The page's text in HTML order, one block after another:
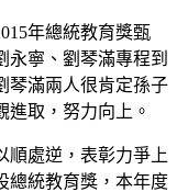
年總統教育獎甄
永寧、劉琴滿專程到
琴滿兩人很肯定孫子
取，努力向上。
處逆，表彰力爭上
總統教育獎，本年度